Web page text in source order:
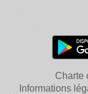
Charte
Informations